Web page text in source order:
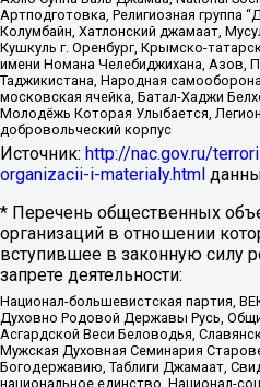
Артподготовка, Религиозная группа
Колумбайн, Хатлонский джамаат,
Кушкуль г. Оренбург, Крымско-
имени Номана Челебиджихана, Азов,
Таджикистана, Народная
московская ячейка, Батал-Хаджи
Молодёжь Которая Улыбается,
добровольческий корпус
Источник: http://nac.gov.ru/
organizacii-i-materialy.html
* Перечень общественных
организаций в отношении
вступившее в законную силу
запрете деятельности:
Национал-большевистская партия,
Духовно Родовой Державы Русь,
Асгардской Веси Беловодья,
Мужская Духовная Семинария
Богодержавию, Таблиги Джамаат,
национальное единство, Национал-